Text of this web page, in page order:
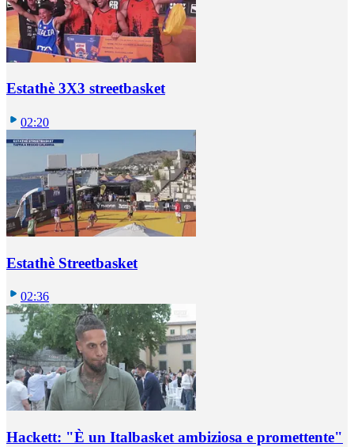
Estathè 3X3 streetbasket
02:20
Estathè Streetbasket
02:36
Hackett: "È un Italbasket ambiziosa e promettente"